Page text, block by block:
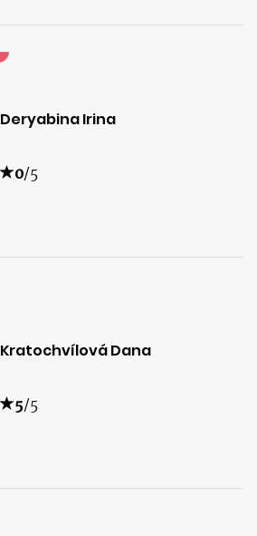
Deryabina Irina
0/5
Kratochvílová Dana
5/5